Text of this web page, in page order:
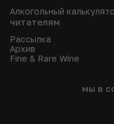
Алкогольный
читателям
Рассылка
Архив
Fine & Rare Wine
мы в